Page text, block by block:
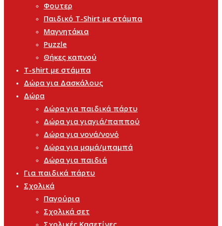
Φουτερ
Παιδικό T-Shirt με στάμπα
Μαγνητάκια
Puzzle
Θήκες καπνού
T-shirt με στάμπα
Δώρα για Δασκάλους
Δώρα
Δώρα για παιδικά πάρτυ
Δώρα για γιαγιά/παππού
Δώρα για νονά/νονό
Δώρα για μαμά/μπαμπά
Δώρα για παιδιά
Για παιδικά πάρτυ
Σχολικά
Παγούρια
Σχολικά σετ
Σχολικές Κασετίνες